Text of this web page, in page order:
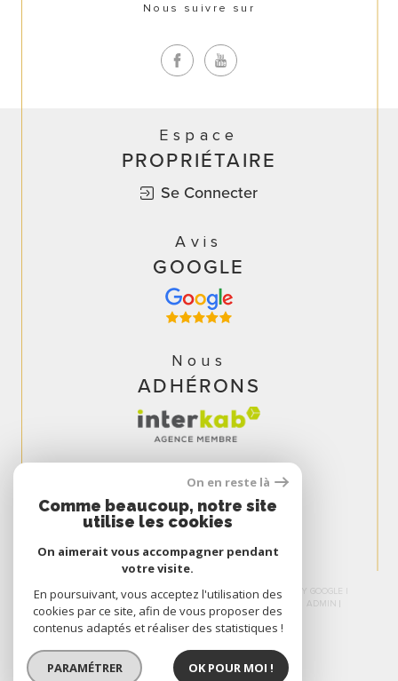
Nous suivre sur
Espace
PROPRIÉTAIRE
Se Connecter
Avis
GOOGLE
Nous
ADHÉRONS
© 2026 | TOUS DROITS RÉSERVÉS | TRADUCTION POWERED BY GOOGLE |
NOS HONORAIRES
PLAN DU SITE
ADMIN
NOS LIENS
POLITIQUE RGPD COOKIES
On en reste là
Comme beaucoup, notre site
utilise les cookies
On aimerait vous accompagner pendant
votre visite.
En poursuivant, vous acceptez l'utilisation des
cookies par ce site, afin de vous proposer des
contenus adaptés et réaliser des statistiques !
PARAMÉTRER OK POUR MOI !